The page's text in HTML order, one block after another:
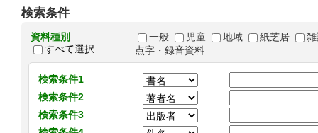
検索条件
資料種別
すべて選択
一般 児童 地域 紙芝居
点字・録音資料
検索条件1
検索条件2
検索条件3